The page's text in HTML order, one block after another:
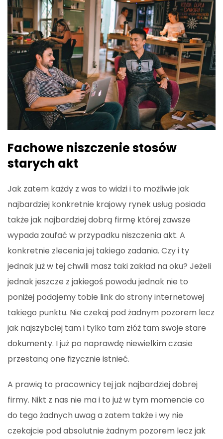
Fachowe niszczenie stosów
starych akt
Jak zatem każdy z was to widzi i to możliwie jak
najbardziej konkretnie krajowy rynek usług posiada
także jak najbardziej dobrą firmę której zawsze
wypada zaufać w przypadku niszczenia akt. A
konkretnie zlecenia jej takiego zadania. Czy i ty
jednak już w tej chwili masz taki zakład na oku? Jeżeli
jednak jeszcze z jakiegoś powodu jednak nie to
poniżej podajemy tobie link do strony internetowej
takiego punktu. Nie czekaj pod żadnym pozorem lecz
jak najszybciej tam i tylko tam złóż tam swoje stare
dokumenty. I już po naprawdę niewielkim czasie
przestaną one fizycznie istnieć.
A prawią to pracownicy tej jak najbardziej dobrej
firmy. Nikt z nas nie ma i to już w tym momencie co
do tego żadnych uwag a zatem także i wy nie
czekajcie pod absolutnie żadnym pozorem lecz jak